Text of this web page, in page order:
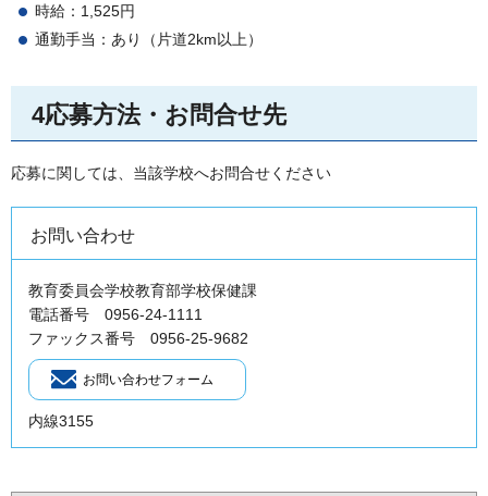
時給：1,525円
通勤手当：あり（片道2km以上）
4応募方法・お問合せ先
応募に関しては、当該学校へお問合せください
お問い合わせ
教育委員会学校教育部学校保健課
電話番号 0956-24-1111
ファックス番号 0956-25-9682
内線3155